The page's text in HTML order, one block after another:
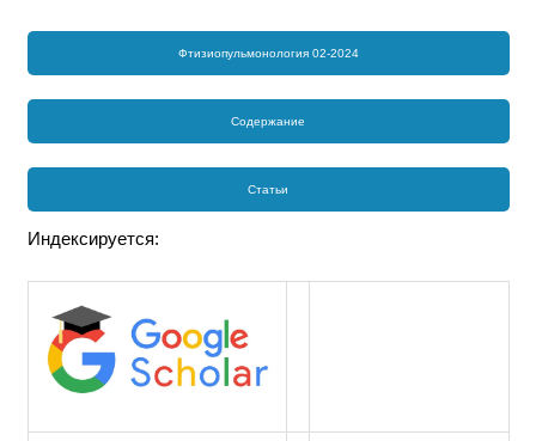
Фтизиопульмонология 02-2024
Содержание
Статьи
Индексируется: